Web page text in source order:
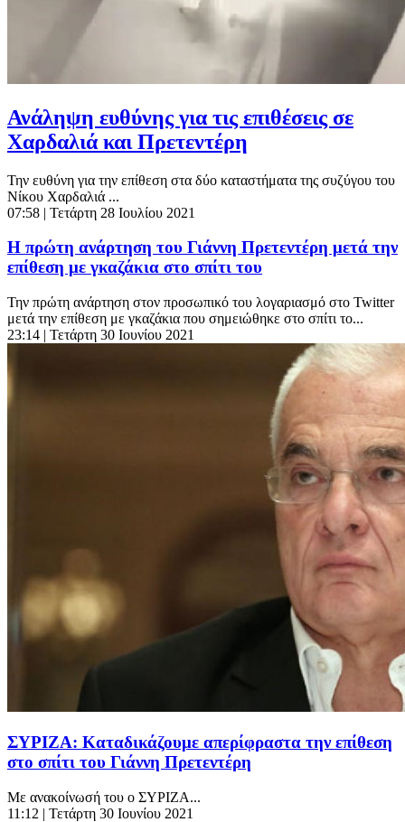
Ανάληψη ευθύνης για τις επιθέσεις σε
Χαρδαλιά και Πρετεντέρη
Την ευθύνη για την επίθεση στα δύο καταστήματα της συζύγου του
Νίκου Χαρδαλιά ...
07:58 | Τετάρτη 28 Ιουλίου 2021
Η πρώτη ανάρτηση του Γιάννη Πρετεντέρη μετά την
επίθεση με γκαζάκια στο σπίτι του
Την πρώτη ανάρτηση στον προσωπικό του λογαριασμό στο Twitter
μετά την επίθεση με γκαζάκια που σημειώθηκε στο σπίτι το...
23:14 | Τετάρτη 30 Ιουνίου 2021
ΣΥΡΙΖΑ: Καταδικάζουμε απερίφραστα την επίθεση
στο σπίτι του Γιάννη Πρετεντέρη
Με ανακοίνωσή του ο ΣΥΡΙΖΑ...
11:12 | Τετάρτη 30 Ιουνίου 2021